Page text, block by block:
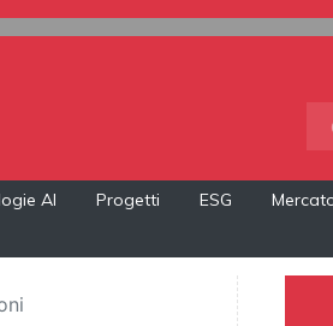
AI Progetti ESG